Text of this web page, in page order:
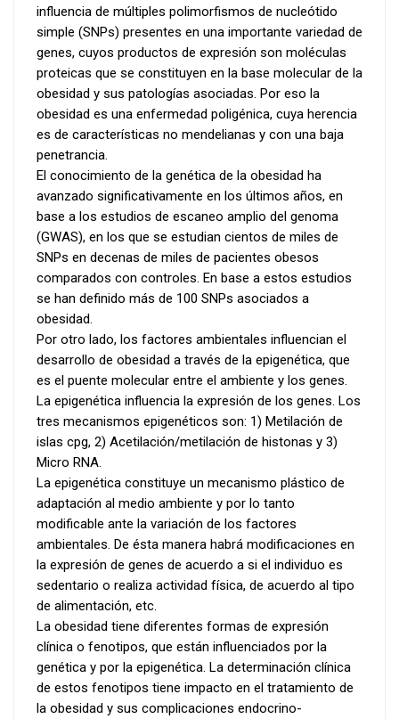
influencia de múltiples polimorfismos de nucleótido
simple (SNPs) presentes en una importante variedad de
genes, cuyos productos de expresión son moléculas
proteicas que se constituyen en la base molecular de la
obesidad y sus patologías asociadas. Por eso la
obesidad es una enfermedad poligénica, cuya herencia
es de características no mendelianas y con una baja
penetrancia.
El conocimiento de la genética de la obesidad ha
avanzado significativamente en los últimos años, en
base a los estudios de escaneo amplio del genoma
(GWAS), en los que se estudian cientos de miles de
SNPs en decenas de miles de pacientes obesos
comparados con controles. En base a estos estudios
se han definido más de 100 SNPs asociados a
obesidad.
Por otro lado, los factores ambientales influencian el
desarrollo de obesidad a través de la epigenética, que
es el puente molecular entre el ambiente y los genes.
La epigenética influencia la expresión de los genes. Los
tres mecanismos epigenéticos son: 1) Metilación de
islas cpg, 2) Acetilación/metilación de histonas y 3)
Micro RNA.
La epigenética constituye un mecanismo plástico de
adaptación al medio ambiente y por lo tanto
modificable ante la variación de los factores
ambientales. De ésta manera habrá modificaciones en
la expresión de genes de acuerdo a si el individuo es
sedentario o realiza actividad física, de acuerdo al tipo
de alimentación, etc.
La obesidad tiene diferentes formas de expresión
clínica o fenotipos, que están influenciados por la
genética y por la epigenética. La determinación clínica
de estos fenotipos tiene impacto en el tratamiento de
la obesidad y sus complicaciones endocrino-